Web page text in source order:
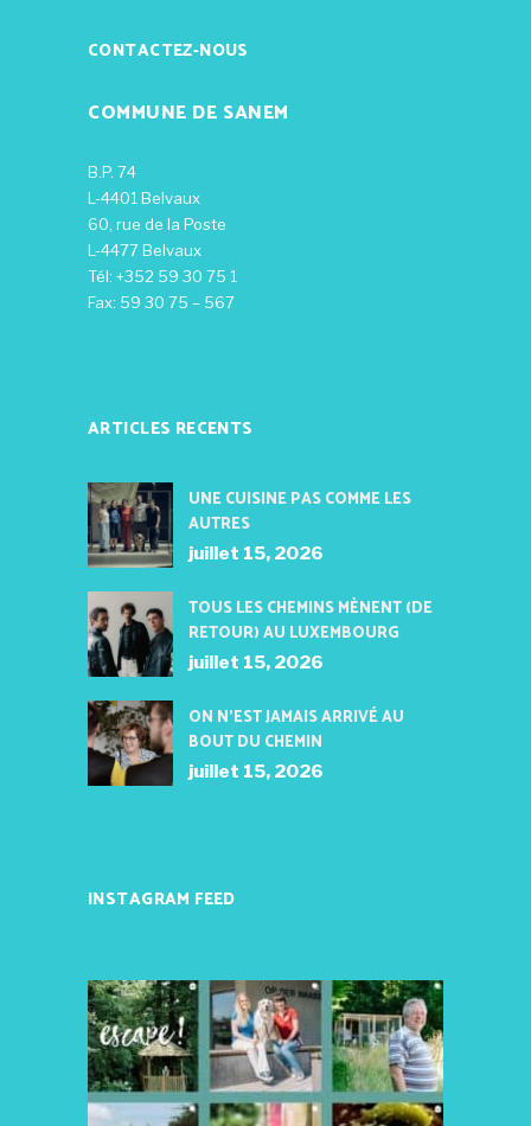
CONTACTEZ-NOUS
COMMUNE DE SANEM
B.P. 74
L-4401 Belvaux
60, rue de la Poste
L-4477 Belvaux
Tél: +352 59 30 75 1
Fax: 59 30 75 – 567
ARTICLES RECENTS
UNE CUISINE PAS COMME LES
AUTRES
juillet 15, 2026
TOUS LES CHEMINS MÈNENT (DE
RETOUR) AU LUXEMBOURG
juillet 15, 2026
ON N’EST JAMAIS ARRIVÉ AU
BOUT DU CHEMIN
juillet 15, 2026
INSTAGRAM FEED